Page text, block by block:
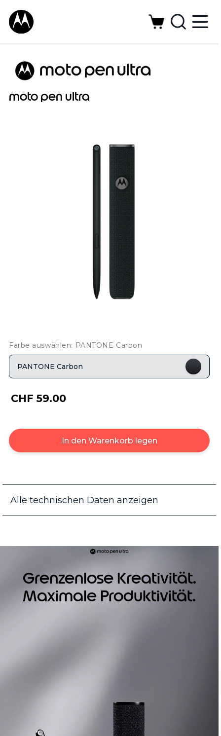
moto pen ultra
Farbe auswählen: PANTONE Carbon
PANTONE Carbon
CHF 59.00
In den Warenkorb legen
Alle technischen Daten anzeigen
Grenzenlose Kreativität.
Maximale Produktivität.